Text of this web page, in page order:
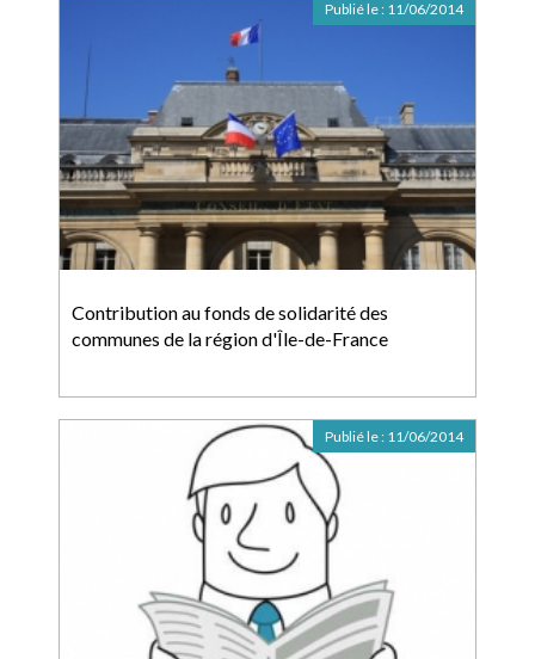
Contribution au fonds de solidarité des
communes de la région d'Île-de-France
Publié le : 11/06/2014
Publié le : 11/06/2014